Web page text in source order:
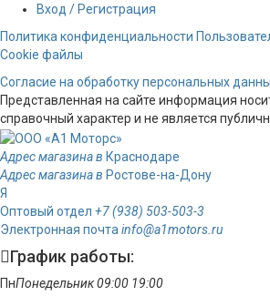
Вход / Регистрация
Политика конфиденциальности
Cookie файлы
Согласие на обработку персональных
Представленная на сайте информация
справочный характер и не является
Адрес магазина в Краснодаре
Адрес магазина в Ростове-на-Дону
Я
Оптовый отдел +7 (938) 503-503-3
Электронная почта info@a1motors.ru
График работы:
ПнПонедельник09:00 19:00